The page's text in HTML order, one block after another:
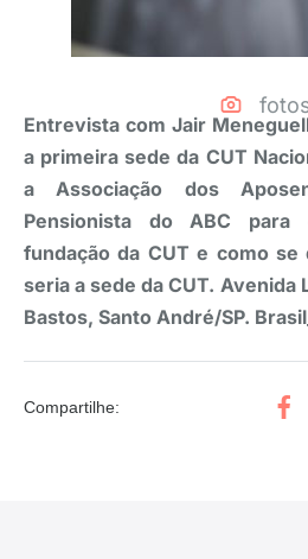
Entrevista com Jair
a primeira sede da CUT
a Associação dos
Pensionista do ABC
fundação da CUT e como
seria a sede da CUT. Avenida
Bastos, Santo André/SP.
Compartilhe: